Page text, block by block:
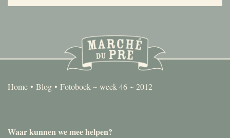
Home Blog Fotoboek ~ week 46 ~ 2012
Waar kunnen we mee helpen?